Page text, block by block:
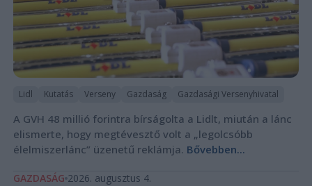
Lidl Kutatás Verseny Gazdaság Gazdasági Versenyhivatal
A GVH 48 millió forintra bírságolta a Lidlt, miután a lánc
elismerte, hogy megtévesztő volt a „legolcsóbb
élelmiszerlánc” üzenetű reklámja. Bővebben...
GAZDASÁG 2026. augusztus 4.